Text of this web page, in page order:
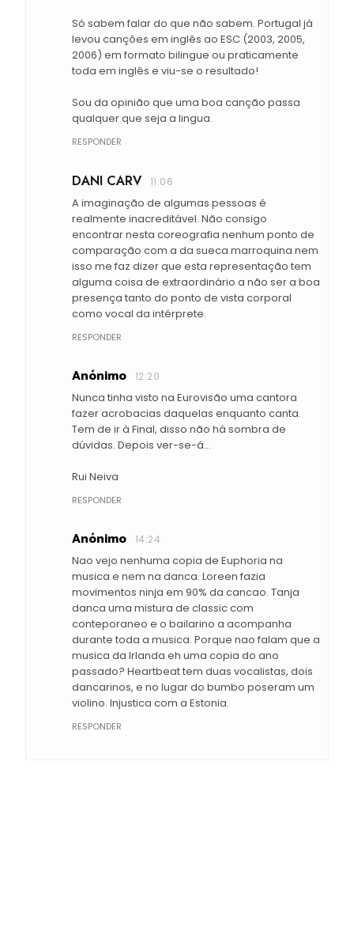
Só sabem falar do que não sabem. Portugal já
levou canções em inglês ao ESC (2003, 2005,
2006) em formato bilingue ou praticamente
toda em inglês e viu-se o resultado!
Sou da opinião que uma boa canção passa
qualquer que seja a lingua.
RESPONDER
DANI CARV 11:06
A imaginação de algumas pessoas é
realmente inacreditável. Não consigo
encontrar nesta coreografia nenhum ponto de
comparação com a da sueca marroquina nem
isso me faz dizer que esta representação tem
alguma coisa de extraordinário a não ser a boa
presença tanto do ponto de vista corporal
como vocal da intérprete.
RESPONDER
Anónimo 12:20
Nunca tinha visto na Eurovisão uma cantora
fazer acrobacias daquelas enquanto canta.
Tem de ir à Final, disso não há sombra de
dúvidas. Depois ver-se-á...
Rui Neiva
RESPONDER
Anónimo 14:24
Nao vejo nenhuma copia de Euphoria na
musica e nem na danca. Loreen fazia
movimentos ninja em 90% da cancao. Tanja
danca uma mistura de classic com
conteporaneo e o bailarino a acompanha
durante toda a musica. Porque nao falam que a
musica da Irlanda eh uma copia do ano
passado? Heartbeat tem duas vocalistas, dois
dancarinos, e no lugar do bumbo poseram um
violino. Injustica com a Estonia.
RESPONDER